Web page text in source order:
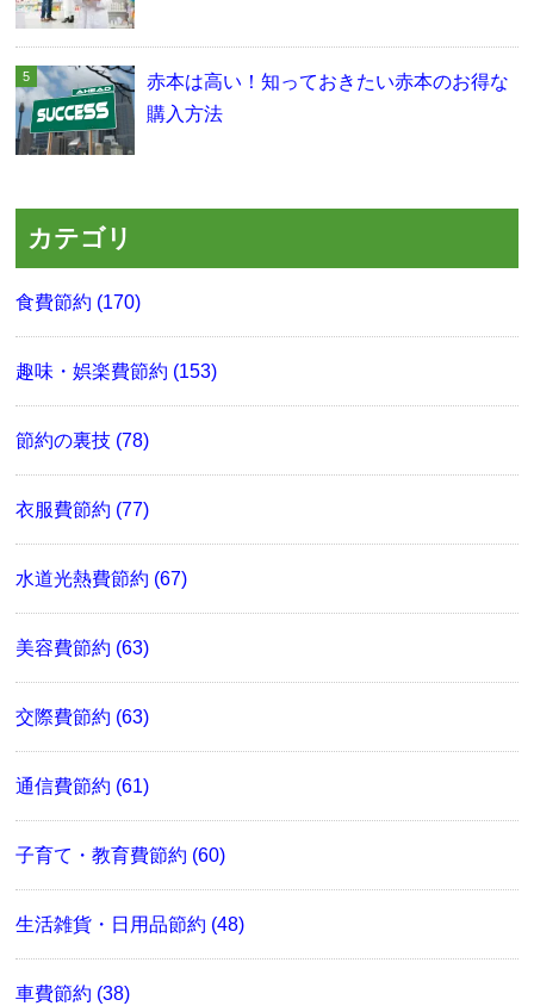
赤本は高い！知っておきたい赤本のお得な
購入方法
カテゴリ
食費節約 (170)
趣味・娯楽費節約 (153)
節約の裏技 (78)
衣服費節約 (77)
水道光熱費節約 (67)
美容費節約 (63)
交際費節約 (63)
通信費節約 (61)
子育て・教育費節約 (60)
生活雑貨・日用品節約 (48)
車費節約 (38)